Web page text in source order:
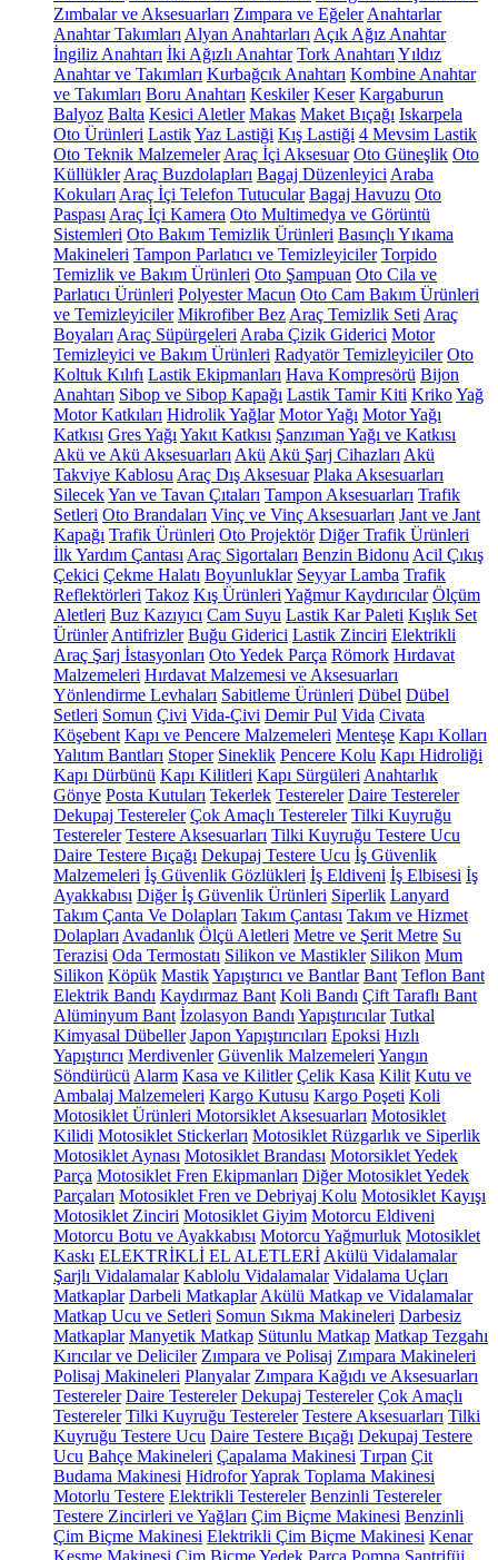
Zımbalar ve Aksesuarları Zımpara ve Eğeler Anahtarlar
Anahtar Takımları Alyan Anahtarları Açık Ağız Anahtar
İngiliz Anahtarı İki Ağızlı Anahtar Tork Anahtarı Yıldız
Anahtar ve Takımları Kurbağcık Anahtarı Kombine Anahtar
ve Takımları Boru Anahtarı Keskiler Keser Kargaburun
Balyoz Balta Kesici Aletler Makas Maket Bıçağı Iskarpela
Oto Ürünleri LastikYaz Lastiği Kış Lastiği 4 Mevsim Lastik
Oto Teknik Malzemeler Araç İçi Aksesuar Oto Güneşlik Oto
Küllükler Araç Buzdolapları Bagaj Düzenleyici Araba
Kokuları Araç İçi Telefon Tutucular Bagaj Havuzu Oto
Paspası Araç İçi Kamera Oto Multimedya ve Görüntü
Sistemleri Oto Bakım Temizlik Ürünleri Basınçlı Yıkama
Makineleri Tampon Parlatıcı ve Temizleyiciler Torpido
Temizlik ve Bakım Ürünleri Oto Şampuan Oto Cila ve
Parlatıcı Ürünleri Polyester Macun Oto Cam Bakım Ürünleri
ve Temizleyiciler Mikrofiber Bez Araç Temizlik Seti Araç
Boyaları Araç Süpürgeleri Araba Çizik Giderici Motor
Temizleyici ve Bakım Ürünleri Radyatör Temizleyiciler Oto
Koltuk Kılıfı Lastik Ekipmanları Hava Kompresörü Bijon
Anahtarı Sibop ve Sibop Kapağı Lastik Tamir Kiti KrikoYağ
Motor Katkıları Hidrolik Yağlar Motor Yağı Motor Yağı
Katkısı Gres Yağı Yakıt Katkısı Şanzıman Yağı ve Katkısı
Akü ve Akü Aksesuarları Akü Akü Şarj Cihazları Akü
Takviye Kablosu Araç Dış Aksesuar Plaka Aksesuarları
SilecekYan ve Tavan Çıtaları Tampon Aksesuarları Trafik
Setleri Oto Brandaları Vinç ve Vinç Aksesuarları Jant ve Jant
Kapağı Trafik Ürünleri Oto Projektör Diğer Trafik Ürünleri
İlk Yardım Çantası Araç Sigortaları Benzin Bidonu Acil Çıkış
Çekici Çekme Halatı Boyunluklar Seyyar Lamba Trafik
Reflektörleri Takoz Kış Ürünleri Yağmur Kaydırıcılar Ölçüm
Aletleri Buz Kazıyıcı Cam Suyu Lastik Kar Paleti Kışlık Set
Ürünler Antifrizler Buğu Giderici Lastik Zinciri Elektrikli
Araç Şarj İstasyonları Oto Yedek Parça Römork Hırdavat
Malzemeleri Hırdavat Malzemesi ve Aksesuarları
Yönlendirme Levhaları Sabitleme Ürünleri Dübel Dübel
Setleri Somun Çivi Vida-Çivi Demir Pul Vida Civata
Köşebent Kapı ve Pencere Malzemeleri Menteşe Kapı Kolları
Yalıtım Bantları Stoper Sineklik Pencere Kolu Kapı Hidroliği
Kapı Dürbünü Kapı Kilitleri Kapı Sürgüleri Anahtarlık
Gönye Posta Kutuları Tekerlek Testereler Daire Testereler
Dekupaj Testereler Çok Amaçlı Testereler Tilki Kuyruğu
Testereler Testere Aksesuarları Tilki Kuyruğu Testere Ucu
Daire Testere Bıçağı Dekupaj Testere Ucu İş Güvenlik
Malzemeleri İş Güvenlik Gözlükleri İş Eldiveni İş Elbisesi İş
Ayakkabısı Diğer İş Güvenlik Ürünleri Siperlik Lanyard
Takım Çanta Ve Dolapları Takım Çantası Takım ve Hizmet
Dolapları Avadanlık Ölçü Aletleri Metre ve Şerit Metre Su
Terazisi Oda Termostatı Silikon ve Mastikler Silikon Mum
Silikon Köpük MastikYapıştırıcı ve Bantlar Bant Teflon Bant
Elektrik Bandı Kaydırmaz Bant Koli Bandı Çift Taraflı Bant
Alüminyum Bant İzolasyon Bandı Yapıştırıcılar Tutkal
Kimyasal Dübeller Japon Yapıştırıcıları Epoksi Hızlı
Yapıştırıcı Merdivenler Güvenlik Malzemeleri Yangın
Söndürücü Alarm Kasa ve Kilitler Çelik Kasa Kilit Kutu ve
Ambalaj Malzemeleri Kargo Kutusu Kargo Poşeti Koli
Motosiklet Ürünleri Motorsiklet Aksesuarları Motosiklet
Kilidi Motosiklet Stickerları Motosiklet Rüzgarlık ve Siperlik
Motosiklet Aynası Motosiklet Brandası Motorsiklet Yedek
Parça Motosiklet Fren Ekipmanları Diğer Motosiklet Yedek
Parçaları Motosiklet Fren ve Debriyaj Kolu Motosiklet Kayışı
Motosiklet Zinciri Motosiklet Giyim Motorcu Eldiveni
Motorcu Botu ve Ayakkabısı Motorcu Yağmurluk Motosiklet
Kaskı ELEKTRİKLİ EL ALETLERİ Akülü Vidalamalar
Şarjlı Vidalamalar Kablolu Vidalamalar Vidalama Uçları
Matkaplar Darbeli Matkaplar Akülü Matkap ve Vidalamalar
Matkap Ucu ve Setleri Somun Sıkma Makineleri Darbesiz
Matkaplar Manyetik Matkap Sütunlu Matkap Matkap Tezgahı
Kırıcılar ve Deliciler Zımpara ve Polisaj Zımpara Makineleri
Polisaj Makineleri Planyalar Zımpara Kağıdı ve Aksesuarları
Testereler Daire Testereler Dekupaj Testereler Çok Amaçlı
Testereler Tilki Kuyruğu Testereler Testere Aksesuarları Tilki
Kuyruğu Testere Ucu Daire Testere Bıçağı Dekupaj Testere
Ucu Bahçe Makineleri Çapalama Makinesi Tırpan Çit
Budama Makinesi HidroforYaprak Toplama Makinesi
Motorlu Testere Elektrikli Testereler Benzinli Testereler
Testere Zincirleri ve Yağları Çim Biçme Makinesi Benzinli
Çim Biçme Makinesi Elektrikli Çim Biçme Makinesi Kenar
Kesme Makinesi Çim Biçme Yedek Parça Pompa Santrifüj